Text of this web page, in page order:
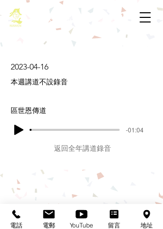
基督教佈道中心念恩堂
2023-04-16
本週講道不設錄音
區世恩傳道
-01:04
返回全年講道錄音
Christian Evangelical Centre Nian En Church
香港油麻地廟街47-57號
正康大樓三樓
3/F, Cheng Hong Buidling,
電話 電郵 YouTube 留言 地址